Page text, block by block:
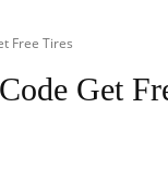
Free Tires
Get